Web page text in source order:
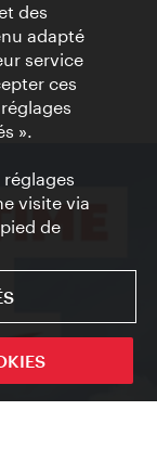
des
adapté
service
ces
».
visite via
de